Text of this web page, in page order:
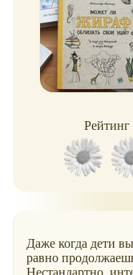
Рейтинг
Даже когда дети
равно
Нестандартно,